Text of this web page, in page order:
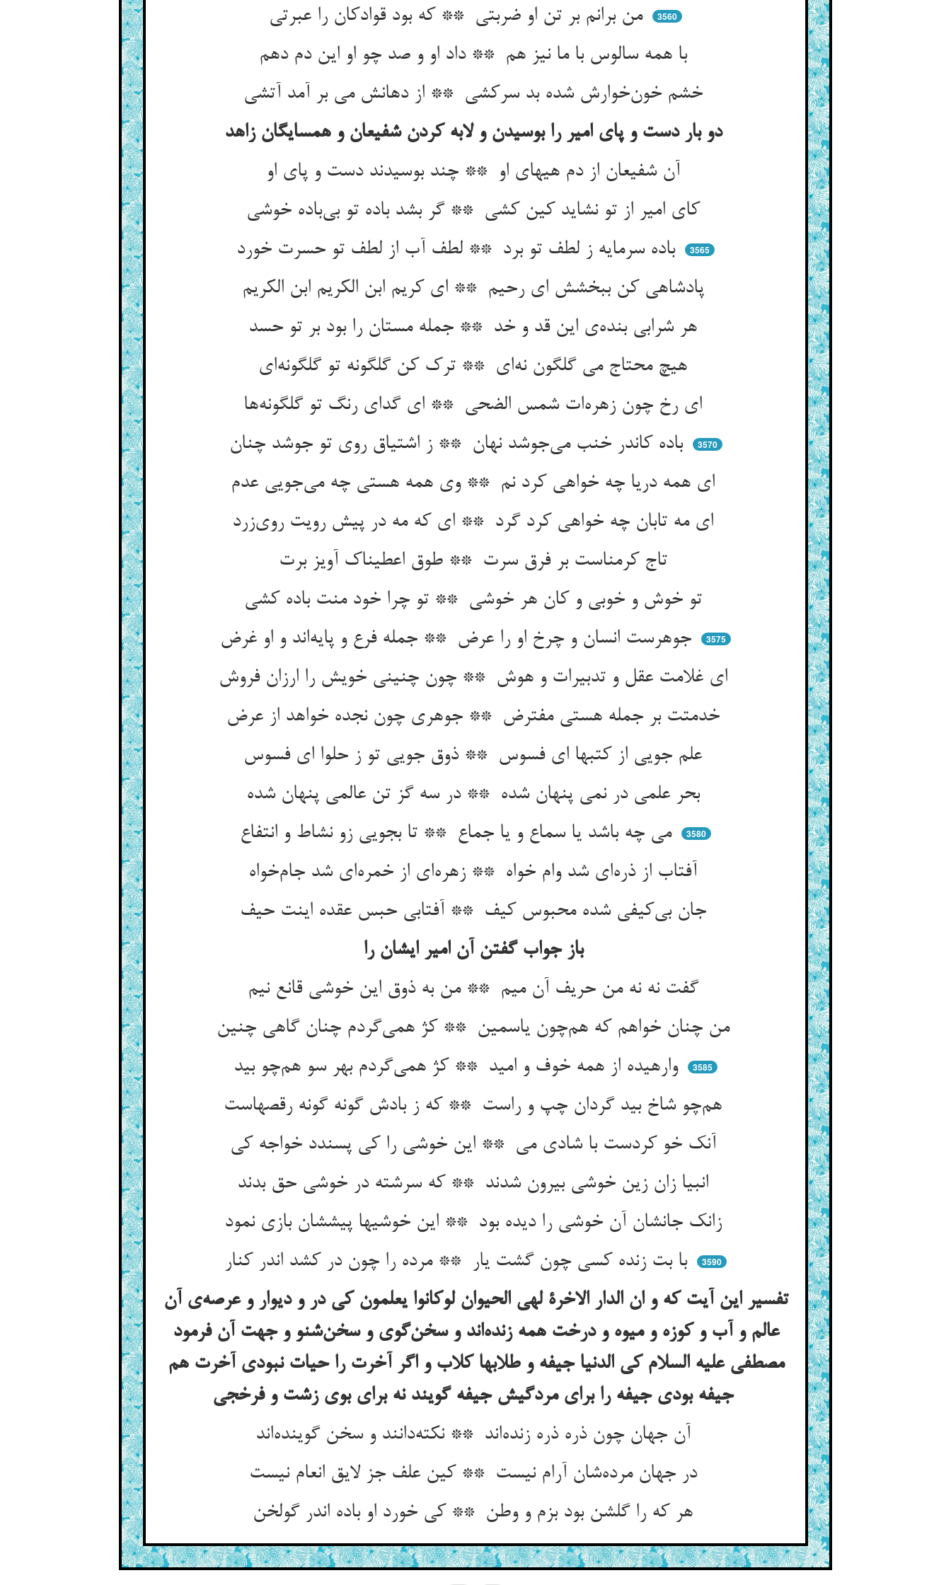
من برانم بر تن او ضربتی ** که بود قوادکان را عبرتی 3560
با همه سالوس با ما نیز هم ** داد او و صد چو او این دم دهم
خشم خون‌خوارش شده بد سرکشی ** از دهانش می بر آمد آتشی
دو بار دست و پای امیر را بوسیدن و لابه کردن شفیعان و همسایگان زاهد
کای امیر از تو نشاید کین کشی ** گر بشد باده تو بی‌باده خوشی
باده سرمایه ز لطف تو برد ** لطف آب از لطف تو حسرت خورد
3565
پادشاهی کن ببخشش ای رحیم ** ای کریم ابن الکریم ابن الکریم
باده کاندر خنب می‌جوشد نهان ** ز اشتیاق روی تو جوشد چنان
3570
تاج کرمناست بر فرق سرت ** طوق اعطیناک آویز برت
تو خوش و خوبی و کان هر خوشی ** تو چرا خود منت باده کشی
3575
ای غلامت عقل و تدبیرات و هوش ** چون چنینی خویش را ارزان فروش
خدمتت بر جمله هستی مفترض ** جوهری چون نجده خواهد از عرض
بحر علمی در نمی پنهان شده ** در سه گز تن عالمی پنهان شده
می چه باشد یا سماع و یا جماع ** تا بجویی زو نشاط و انتفاع
3580
جان بی‌کیفی شده محبوس کیف ** آفتابی حبس عقده اینت حیف
باز جواب گفتن آن امیر ایشان را
گفت نه نه من حریف آن میم ** من به ذوق این خوشی قانع نیم
من چنان خواهم که هم‌چون یاسمین ** کژ همی‌گردم چنان گاهی چنین
وارهیده از همه خوف و امید ** کژ همی‌گردم بهر سو هم‌چو بید
3585
زانک جانشان آن خوشی را دیده بود ** این خوشیها پیششان بازی نمود
با بت زنده کسی چون گشت یار ** مرده را چون در کشد اندر کنار
3590
تفسیر این آیت که و ان الدار الاخرة لهی الحیوان لوکانوا یعلمون کی در و دیوار و عرصه‌ی آن
عالم و آب و کوزه و میوه و درخت همه زنده‌اند و سخن‌گوی و سخن‌شنو و جهت آن فرمود
مصطفی علیه السلام کی الدنیا جیفه و طلابها کلاب و اگر آخرت را حیات نبودی آخرت هم
جیفه بودی جیفه را برای مردگیش جیفه گویند نه برای بوی زشت و فرخجی
در جهان مرده‌شان آرام نیست ** کین علف جز لایق انعام نیست